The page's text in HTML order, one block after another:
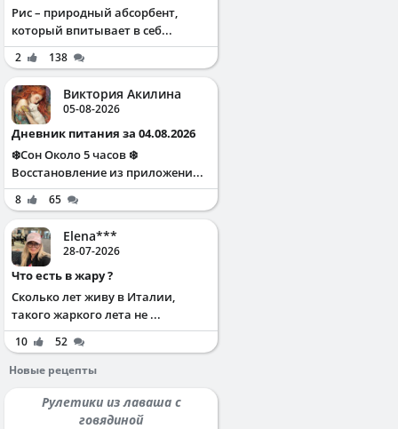
Рис – природный абсорбент,
который впитывает в себ...
2 138
Виктория Акилина
05-08-2026
Дневник питания за 04.08.2026
❄️Сон Около 5 часов ❄️
Восстановление из приложени...
8 65
Elena***
28-07-2026
Что есть в жару ?
Сколько лет живу в Италии,
такого жаркого лета не ...
10
52
Новые рецепты
Рулетики из лаваша с
говядиной